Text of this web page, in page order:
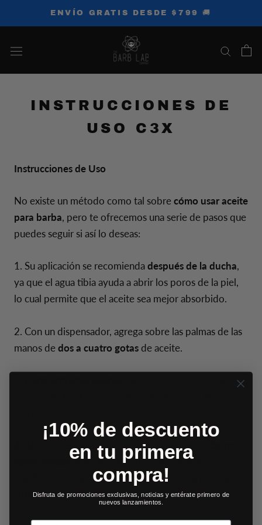
al
ENVÍO GRATIS DESDE $799 🚚
INSTRUCCIONES DE
USO C3X
Instrucciones de Uso
No existe un método como tal sobrecómo usar aceite
para barba, pero te ofrecemos una serie de pasos que
puedes seguir si así lo deseas:
1. Su aplicación se recomiendadespués de la ducha,
ya que el agua tibia ayuda a abrir los poros de la piel,
lo cual permite que el aceite sea mejor absorbido.
2. Con un dispensador, agrega sobre las palmas de las
manos dedos a cuatro gotasde aceite.
4. Ahora sí, es momento de que comiences a
ligero masajepor toda tu barba. Para mejores
resultados, comienza desde la raíz hacia las puntas,
sobre todo si tu barba es larga.
¡10% de descuento
en tu primera
compra!
Disfruta de promociones exclusivas, noticias y entérate primero de
nuevos lanzamientos.
Email